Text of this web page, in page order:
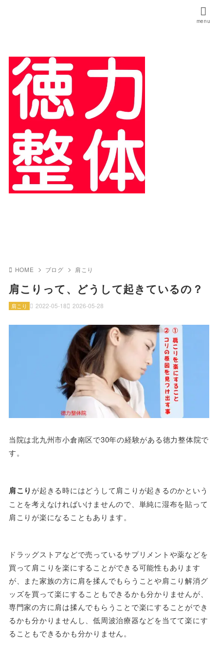
HOME ブログ 肩こり
肩こりって、どうして起きているの？
2022-05-18 2026-05-28
肩こり
当院は北九州市小倉南区で30年の経験がある徳力整体院で
す。
肩こり が起きる時にはどうして肩こりが起きるのかという
ことを考えなければいけませんので、単純に湿布を貼って
肩こりが楽になることもあります。
ドラッグストアなどで売っているサプリメントや薬などを
買って肩こりを楽にすることができる可能性もあります
が、また家族の方に肩を揉んでもらうことや肩こり解消グ
ッズを買って楽にすることもできるかも分かりませんが、
専門家の方に肩は揉んでもらうことで楽にすることができ
るかも分かりませんし、低周波治療器などを当てて楽にす
ることもできるかも分かりません。